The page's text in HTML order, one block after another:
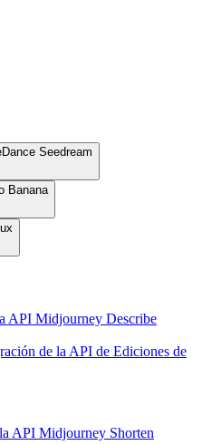
Seedream
Banana
API Midjourney Describe
de la API de Ediciones de
API Midjourney Shorten